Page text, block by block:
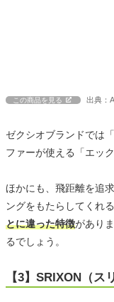
この商品を見る 出典：
ゼクシオブランドでは
ファーが使える「エッ
ほかにも、飛距離を追
ングをもたらしてくれ
とに違った特徴があり
るでしょう。
【3】SRIXON（